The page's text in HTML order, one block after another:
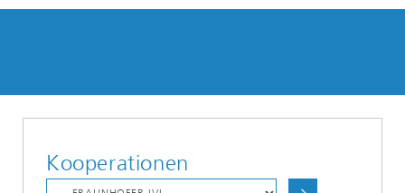
Kooperationen